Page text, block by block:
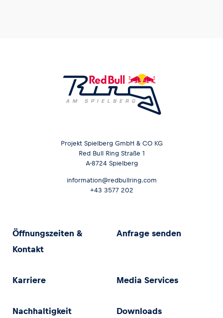
Projekt Spielberg GmbH & CO KG
Red Bull Ring Straße 1
A-8724 Spielberg
information@redbullring.com
+43 3577 202
Öffnungszeiten &
Kontakt
Anfrage senden
Karriere Media Services
Nachhaltigkeit Downloads